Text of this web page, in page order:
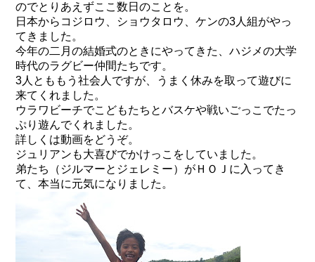
のでとりあえずここ数日のことを。
日本からコジロウ、ショウタロウ、ケンの3人組がやっ
てきました。
今年の二月の結婚式のときにやってきた、ハジメの大学
時代のラグビー仲間たちです。
3人とももう社会人ですが、うまく休みを取って遊びに
来てくれました。
ウラワビーチでこどもたちとバスケや戦いごっこでたっ
ぷり遊んでくれました。
詳しくは動画をどうぞ。
ジュリアンも大喜びでかけっこをしていました。
弟たち（ジルマーとジェレミー）がＨＯＪに入ってき
て、本当に元気になりました。